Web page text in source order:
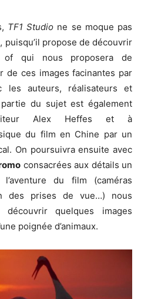
TF1 Studio ne se moque pas
puisqu’il propose de découvrir
of qui nous proposera de
de ces images facinantes par
les auteurs, réalisateurs et
du sujet est également
Alex Heffes et à
du film en Chine par un
On poursuivra ensuite avec
consacrées aux détails un
du film (caméras
des prises de vue…) nous
découvrir quelques images
poignée d’animaux.